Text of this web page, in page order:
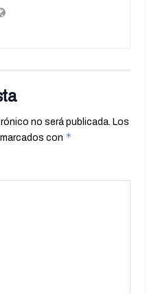
no será publicada. Los
con *